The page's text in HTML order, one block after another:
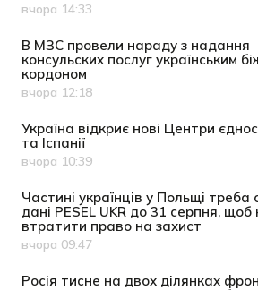
Дата публікації
вчора 14:33
В МЗС провели нараду з надання
консульских послуг українським
кордоном
Дата публікації
вчора 12:18
Україна відкриє нові Центри
та Іспанії
Дата публікації
вчора 10:39
Частині українців у Польщі треба
дані PESEL UKR до 31 серпня, щоб
втратити право на захист
Дата публікації
вчора 09:47
Росія тисне на двох ділянках